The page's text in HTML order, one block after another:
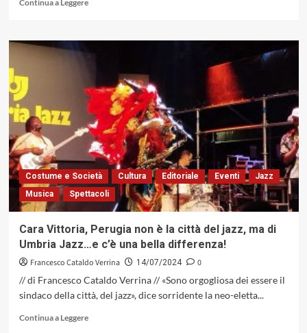
Continua a Leggere
su
Chi
Chris
Potter
che
vedremo
a
Umbria
Jazz.
Scopriamolo
attraverso
l’ultimo
Costume e Società Cultura Editoriale Eventi
Jazz
Musica
Spettacoli
Cara Vittoria, Perugia non è la città del jazz, ma di
Umbria Jazz…e c’è una bella differenza!
Francesco Cataldo Verrina 14/07/2024
0
// di Francesco Cataldo Verrina // «Sono orgogliosa dei essere il
sindaco della città, del jazz», dice sorridente la neo-eletta...
Continua a LeggereLeggi